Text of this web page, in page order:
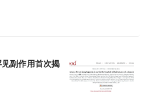
副作用首次揭秘——0.25%患者面临